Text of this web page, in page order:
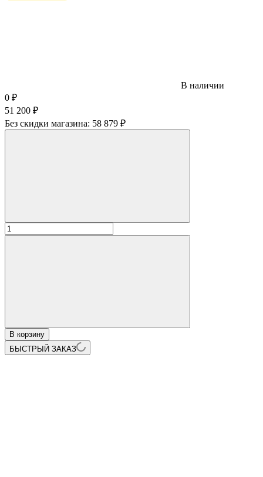
В наличии
0 ₽
51 200 ₽
Без скидки магазина: 58 879 ₽
В корзину
БЫСТРЫЙ ЗАКАЗ